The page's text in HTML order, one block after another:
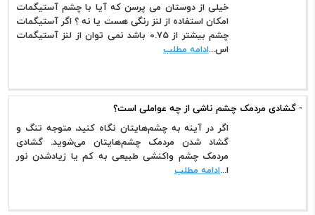
خیلی از دوستان می پرسن که آیا با چشم آستیگمات
امکان استفاده از لنز رنگی هست یا نه ؟ اگر آستیگمات
چشم بیشتر از 0.75 باشد نمی توان از لنز آستیگمات
اس...ادامه مطلب
- گشادی مردمک چشم ناشی از چه عواملی است؟
اگر در آینه به چشم‌هایتان نگاه کنید، متوجه تنگ و
گشاد شدن مردمک چشم‌هایتان می‌شوید. گشادی
مردمک چشم واکنشی طبیعی به کم یا زیادشدن نور
ا...ادامه مطلب